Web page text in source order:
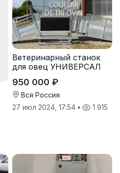
Ветеринарный станок
для овец УНИВЕРСАЛ
950 000 ₽
Вся Россия
27 июл 2024, 17:54 • 1 915